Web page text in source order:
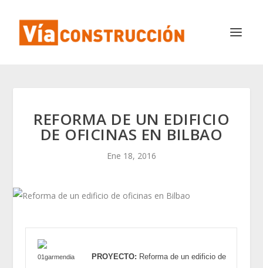
REFORMA DE UN EDIFICIO
DE OFICINAS EN BILBAO
Ene 18, 2016
PROYECTO: Reforma de un edificio de